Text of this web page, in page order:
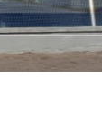
(ص) و